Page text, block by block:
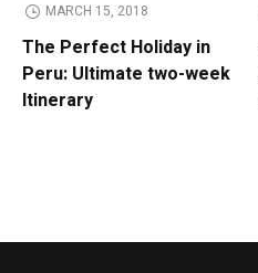
MARCH 15, 2018
The Perfect Holiday in
Peru: Ultimate two-week
Itinerary